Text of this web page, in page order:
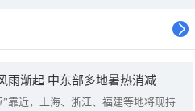
雨渐起 中东部多地暑热消减
靠近，上海、浙江、福建等地将现持